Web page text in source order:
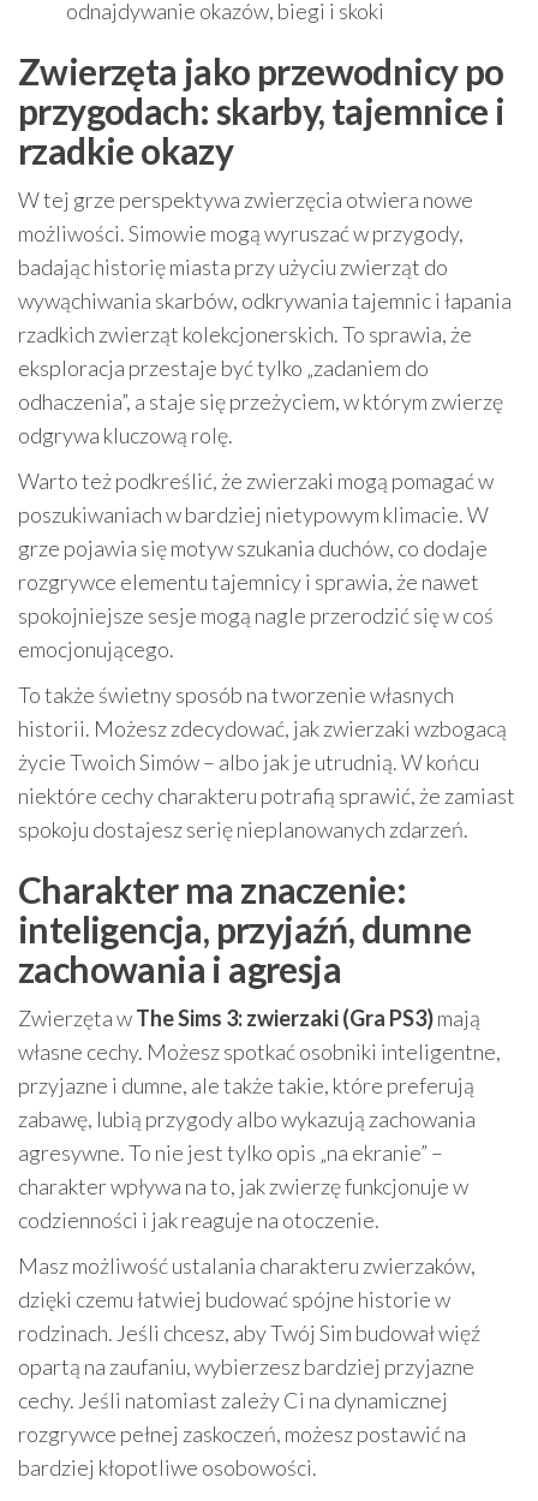
odnajdywanie okazów, biegi i skoki
Zwierzęta jako przewodnicy po
przygodach: skarby, tajemnice i
rzadkie okazy
W tej grze perspektywa zwierzęcia otwiera nowe
możliwości. Simowie mogą wyruszać w przygody,
badając historię miasta przy użyciu zwierząt do
wywąchiwania skarbów, odkrywania tajemnic i łapania
rzadkich zwierząt kolekcjonerskich. To sprawia, że
eksploracja przestaje być tylko „zadaniem do
odhaczenia”, a staje się przeżyciem, w którym zwierzę
odgrywa kluczową rolę.
Warto też podkreślić, że zwierzaki mogą pomagać w
poszukiwaniach w bardziej nietypowym klimacie. W
grze pojawia się motyw szukania duchów, co dodaje
rozgrywce elementu tajemnicy i sprawia, że nawet
spokojniejsze sesje mogą nagle przerodzić się w coś
emocjonującego.
To także świetny sposób na tworzenie własnych
historii. Możesz zdecydować, jak zwierzaki wzbogacą
życie Twoich Simów – albo jak je utrudnią. W końcu
niektóre cechy charakteru potrafią sprawić, że zamiast
spokoju dostajesz serię nieplanowanych zdarzeń.
Charakter ma znaczenie:
inteligencja, przyjaźń, dumne
zachowania i agresja
Zwierzęta wThe Sims 3: zwierzaki (Gra PS3)mają
własne cechy. Możesz spotkać osobniki inteligentne,
przyjazne i dumne, ale także takie, które preferują
zabawę, lubią przygody albo wykazują zachowania
agresywne. To nie jest tylko opis „na ekranie” –
charakter wpływa na to, jak zwierzę funkcjonuje w
codzienności i jak reaguje na otoczenie.
Masz możliwość ustalania charakteru zwierzaków,
dzięki czemu łatwiej budować spójne historie w
rodzinach. Jeśli chcesz, aby Twój Sim budował więź
opartą na zaufaniu, wybierzesz bardziej przyjazne
cechy. Jeśli natomiast zależy Ci na dynamicznej
rozgrywce pełnej zaskoczeń, możesz postawić na
bardziej kłopotliwe osobowości.